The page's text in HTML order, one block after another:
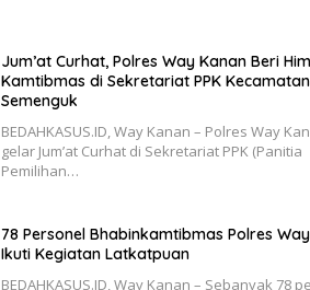
Jum’at Curhat, Polres Way Kanan Beri
Kamtibmas di Sekretariat PPK
Semenguk
BEDAHKASUS.ID, Way Kanan – Polres Way
gelar Jum’at Curhat di Sekretariat PPK (Panitia
Pemilihan…
78 Personel Bhabinkamtibmas Polres
Ikuti Kegiatan Latkatpuan
BEDAHKASUS.ID, Way Kanan – Sebanyak 78